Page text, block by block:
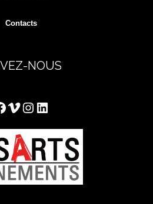
Contacts
NOUS
Vimeo
Instagram
LinkedIn